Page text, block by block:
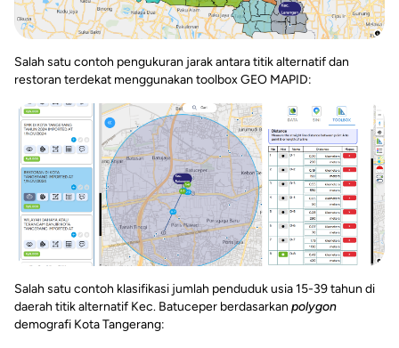
Salah satu contoh pengukuran jarak antara titik alternatif dan
restoran terdekat menggunakan toolbox GEO MAPID:
Salah satu contoh klasifikasi jumlah penduduk usia 15-39 tahun di
daerah titik alternatif Kec. Batuceper berdasarkan polygon
demografi Kota Tangerang: